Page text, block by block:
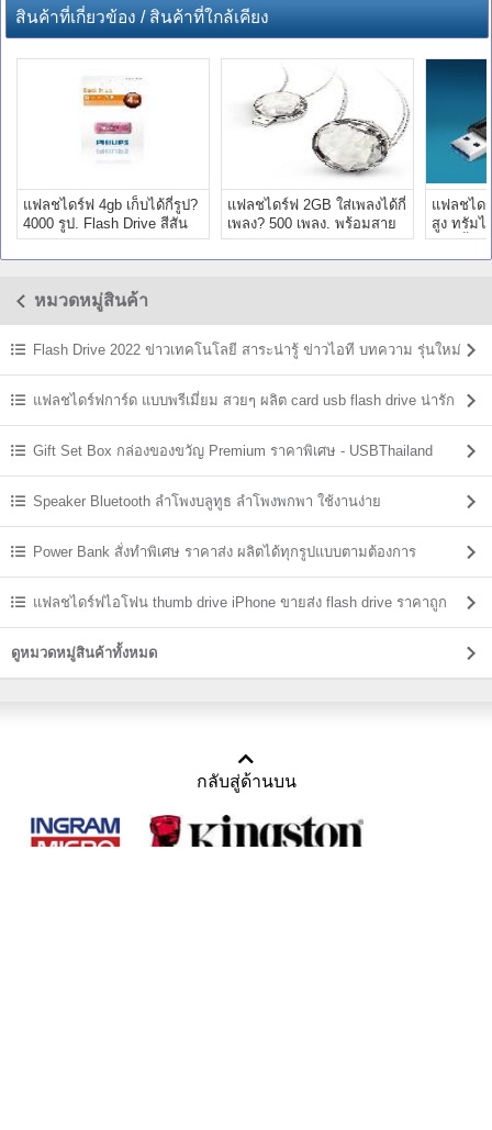
สินค้าที่เกี่ยวข้อง / สินค้าที่ใกล้เคียง
แฟลชไดร์ฟ 4gb เก็บได้กี่รูป?
4000 รูป. Flash Drive สีสัน
สดใส ใช้งานง่าย
แฟลชไดร์ฟ 2GB ใส่เพลงได้กี่
เพลง? 500 เพลง. พร้อมสาย
ห้อยคริสตัลสวยหรู
แฟลชได
สูง ทรัม
แฮนดี้ได
หมวดหมู่สินค้า
Flash Drive 2022 ข่าวเทคโนโลยี สาระน่ารู้ ข่าวไอที บทความ รุ่นใหม่
ล่าสุดแฟลชไดร์ฟการ์ด แบบพรีเมี่ยม สวยๆ ผลิต card usb flash drive น่ารัก
Gift Set Box กล่องของขวัญ Premium ราคาพิเศษ - USBThailand
Speaker Bluetooth ลําโพงบลูทูธ ลำโพงพกพา ใช้งานง่าย
Power Bank สั่งทำพิเศษ ราคาส่ง ผลิตได้ทุกรูปแบบตามต้องการ
แฟลชไดร์ฟไอโฟน thumb drive iPhone ขายส่ง flash drive ราคาถูก
ดูหมวดหมู่สินค้าทั้งหมด
กลับสู่ด้านบน